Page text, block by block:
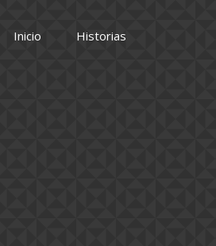
Inicio Historias